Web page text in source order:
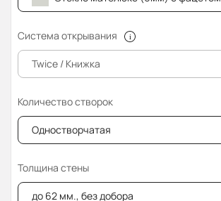
Система открывания
Twice / Книжка
Количество створок
Одностворчатая
Толщина стены
до 62 мм., без добора